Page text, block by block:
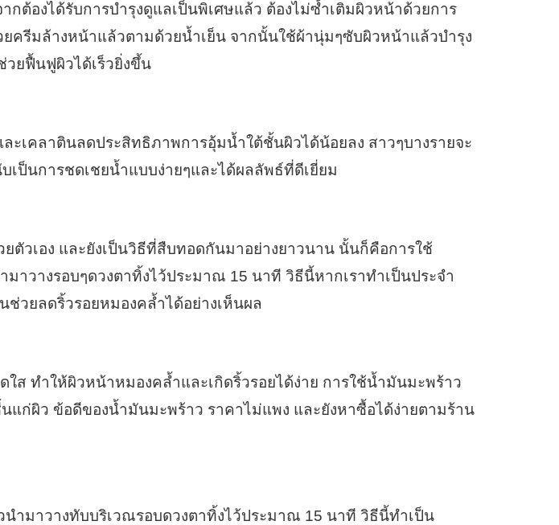
ต้องได้รับการบำรุงดูแลเป็นพิเศษแล้ว ต้องไม่ซ้ำเติมผิวหน้าด้วยการ
ครีมล้างหน้าแล้วตามด้วยน้ำเย็น จากนั้นใช้ผ้านุ่มๆซับผิวหน้าแล้วบำรุง
ยฟื้นฟูผิวได้เร็วยิ่งขึ้น
เคลาตินลดประสิทธิภาพการอุ้มน้ำใต้ชั้นผิวได้น้อยลง สาวๆบางรายจะ
ป็นการชดเชยน้ำแบบง่ายๆและได้ผลลัพธ์ที่ดีเยี่ยม
วเอง และยังเป็นวิธีที่สืบทอดกันมาอย่างยาวนาน นั้นก็คือการใช้
าวางรอบๆดวงตาทิ้งไว้ประมาณ 15 นาที วิธีนี้หากเราทำเป็นประจำ
วยลดริ้วรอยหมองคล้ำได้อย่างเห็นผล
ส ทำให้ผิวหน้าหมองคล้ำและเกิดริ้วรอยได้ง่าย การใช้น้ำมันมะพร้าว
ก่ผิว ข้อดีของน้ำมันมะพร้าว ราคาไม่แพง และยังหาซื้อได้ง่ายตามร้าน
ำมาวางทับบริเวณรอบดวงตาทิ้งไว้ประมาณ 15 นาที วิธีนี้ทำเป็น